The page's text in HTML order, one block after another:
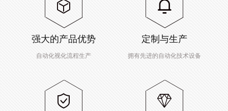
强大的产品优势
自动化视化流程生产
定制与生产
拥有先进的自动化技术设备